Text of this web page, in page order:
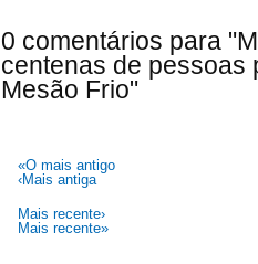
0 comentários para
centenas de pessoas
Mesão Frio"
«O mais antigo
‹Mais antiga
Mais recente›
Mais recente»